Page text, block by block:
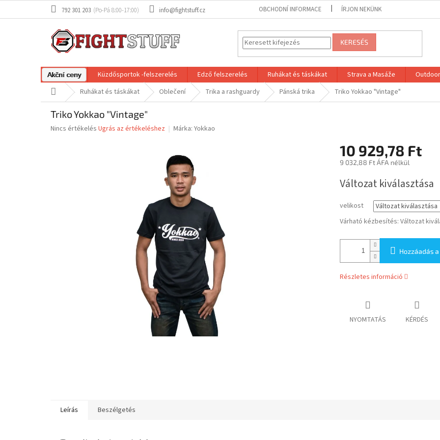
792 301 203 info@fightstuff.cz OBCHODNÍ INFORMACE ÍRJON NEKÜNK
KERESÉS
Akční ceny Küzdősportok -felszerelés Edző felszerelés Ruhákat és táskákat Strava a Masáže
KezdőlapRuhákat és táskákat Oblečení Trika a rashguardy Pánská trika Triko Yokkao "Vintage"
Triko Yokkao "Vintage"
A
Nincs értékelés Ugrás az értékeléshez Márka: Yokkao
10 929,78 Ft
9 032,88 Ft ÁFA nélkül
Változat kiválasztása
velikost
Várható kézbesítés: Változat
Hozzáadás
Részletes információ
NYOMTATÁS KÉRDÉS
Leírás Beszélgetés